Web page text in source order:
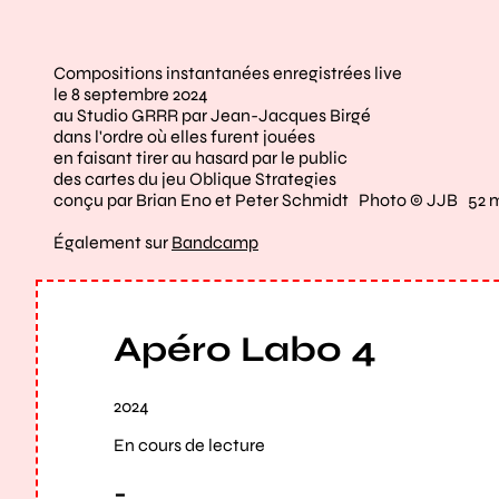
Compositions instantanées enregistrées live
le 8 septembre 2024
au Studio GRRR par Jean-Jacques Birgé
dans l'ordre où elles furent jouées
en faisant tirer au hasard par le public
des cartes du jeu Oblique Strategies
conçu par Brian Eno et Peter Schmidt Photo © JJB 52
Également sur Bandcamp